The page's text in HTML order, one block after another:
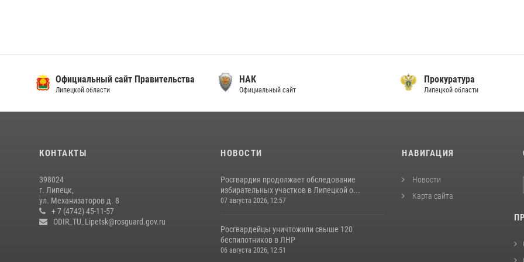
Официальный сайт Правительства
Липецкой области
НАК
Официальный сайт
Прокуратура
Липецкой области
КОНТАКТЫ
398024
г. Липецк,
ул. Механизаторов д. 8
+ 7 (4742) 45-11-57
ODIR_TU_Lipetsk@rosguard.gov.ru
НОВОСТИ
Росгвардия продолжает обследование
избирательных участков в Липецкой о...
07 августа 2026, 12:57
Росгвардейцы уничтожили свыше 120
беспилотников в ЛНР
06 августа 2026, 12:51
НАВИГАЦИЯ
Новости
Карта сайта